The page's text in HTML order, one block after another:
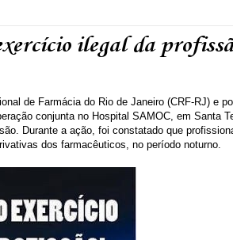
ilegal da
de Farmácia do Rio de Janeiro (CRF-RJ) e
conjunta no Hospital SAMOC, em Santa
Durante a ação, foi constatado que
dos farmacêuticos, no período noturno.